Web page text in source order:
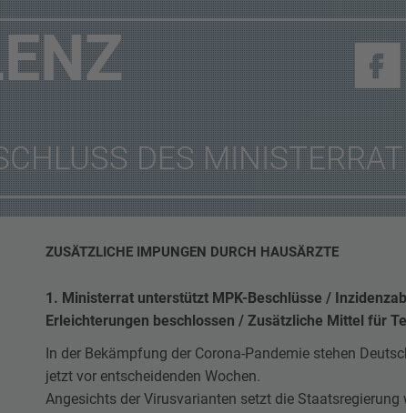
DES
ZUSÄTZLICHE IMPUNGEN DURCH HAUSÄRZTE
1. Ministerrat unterstützt MPK-Beschlüsse /
Erleichterungen beschlossen / Zusätzliche Mittel für
In der Bekämpfung der Corona-Pandemie stehen
jetzt vor entscheidenden Wochen.
Angesichts der Virusvarianten setzt die Staatsregierung